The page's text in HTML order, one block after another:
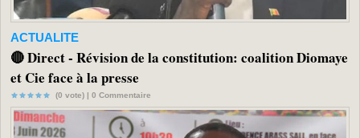
ACTUALITE
🔴 Direct - Révision de la constitution: coalition Diomaye
et Cie face à la presse
(0 vote) | 0 Commentaire